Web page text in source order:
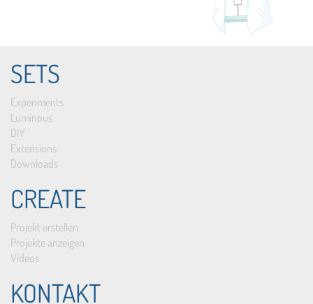
SETS
Experiments
Luminous
DIY
Extensions
Downloads
CREATE
Projekt erstellen
Projekte anzeigen
Videos
KONTAKT